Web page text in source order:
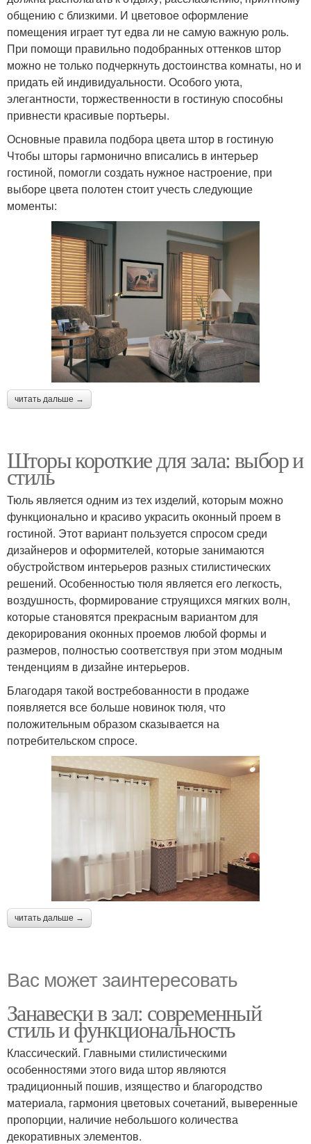
общению с близкими. И цветовое оформление
помещения играет тут едва ли не самую важную роль.
При помощи правильно подобранных оттенков штор
можно не только подчеркнуть достоинства комнаты, но и
придать ей индивидуальности. Особого уюта,
элегантности, торжественности в гостиную способны
привнести красивые портьеры.
Основные правила подбора цвета штор в гостиную
Чтобы шторы гармонично вписались в интерьер
гостиной, помогли создать нужное настроение, при
выборе цвета полотен стоит учесть следующие
моменты:
читать дальше →
Шторы короткие для зала: выбор и
стиль
Тюль является одним из тех изделий, которым можно
функционально и красиво украсить оконный проем в
гостиной. Этот вариант пользуется спросом среди
дизайнеров и оформителей, которые занимаются
обустройством интерьеров разных стилистических
решений. Особенностью тюля является его легкость,
воздушность, формирование струящихся мягких волн,
которые становятся прекрасным вариантом для
декорирования оконных проемов любой формы и
размеров, полностью соответствуя при этом модным
тенденциям в дизайне интерьеров.
Благодаря такой востребованности в продаже
появляется все больше новинок тюля, что
положительным образом сказывается на
потребительском спросе.
читать дальше →
Вас может заинтересовать
Занавески в зал: современный
стиль и функциональность
Классический. Главными стилистическими
особенностями этого вида штор являются
традиционный пошив, изящество и благородство
материала, гармония цветовых сочетаний, выверенные
пропорции, наличие небольшого количества
декоративных элементов.